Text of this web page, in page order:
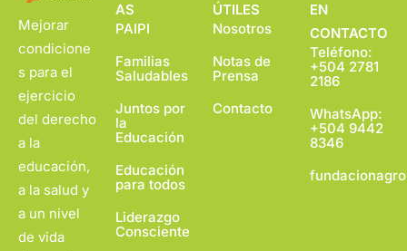
Mejorar
condicione
s para el
ejercicio
del derecho
a la
educación,
a la salud y
a un nivel
de vida
AS
PAIPI
Familias
Saludables
Juntos por
la
Educación
Educación
para todos
Liderazgo
Consciente
ÚTILES
Nosotros
Notas de
Prensa
Contacto
EN
CONTACTO
Teléfono:
+504 2781
2186
WhatsApp:
+504 9442
8346